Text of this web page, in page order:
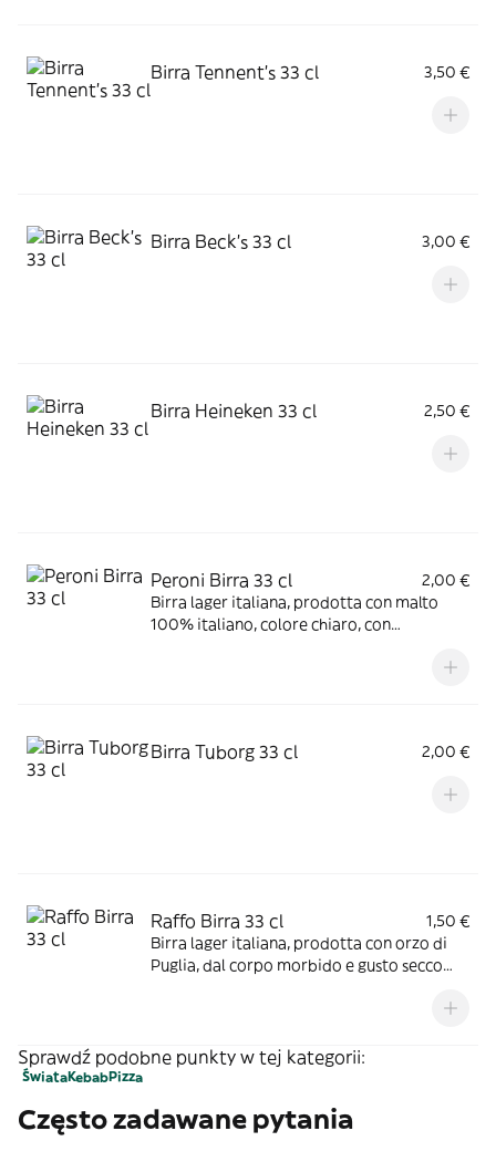
Birra Tennent's 33 cl 3,50 €
Birra Beck's 33 cl 3,00 €
Birra Heineken 33 cl 2,50 €
Peroni Birra 33 cl
2,00 €
Birra lager italiana, prodotta con malto
100% italiano, colore chiaro, con
Birra Tuborg 33 cl 2,00 €
Raffo Birra 33 cl
1,50 €
Birra lager italiana, prodotta con orzo di
Puglia, dal corpo morbido e gusto secco
Sprawdź podobne punkty w tej kategorii:
ŚwiataKebabPizza
Często zadawane pytania